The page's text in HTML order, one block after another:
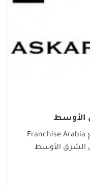
شركة Askar Brands تُوقّع اتفاقية مع Franchise Arabia
الشرق الأوسط